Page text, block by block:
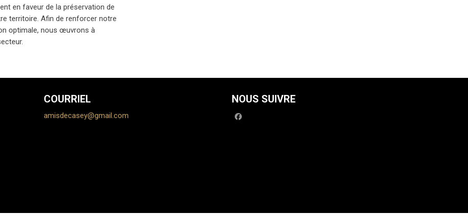
en faveur de la préservation de
territoire. Afin de renforcer notre
optimale, nous œuvrons à
COURRIEL
amisdecasey@gmail.com
NOUS SUIVRE
facebook